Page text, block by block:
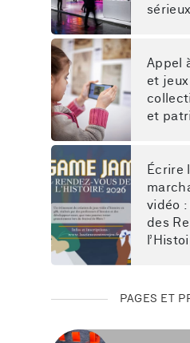
sérieux
Appel
et
et
Écrire
vidéo
des
PAGES ET